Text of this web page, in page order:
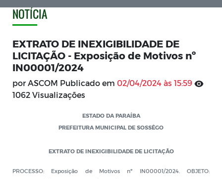
NOTÍCIA
EXTRATO DE INEXIGIBILIDADE DE
LICITAÇÃO - Exposição de Motivos nº
IN00001/2024
por ASCOM Publicado em 02/04/2024 às 15:59
1062 Visualizações
ESTADO DA PARAÍBA
PREFEITURA MUNICIPAL DE SOSSÊGO
EXTRATO DE INEXIGIBILIDADE DE LICITAÇÃO
PROCESSO: Exposição de Motivos nº IN00001/2024. OBJETO: